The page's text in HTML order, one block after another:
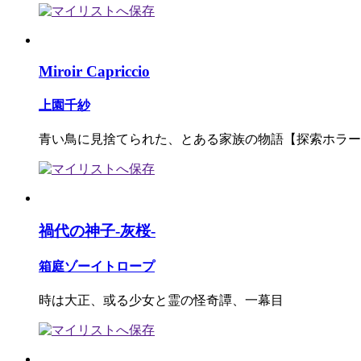
Miroir Capriccio
上園千紗
青い鳥に見捨てられた、とある家族の物語【探索ホラ
禍代の神子-灰桜-
箱庭ゾーイトロープ
時は大正、或る少女と霊の怪奇譚、一幕目